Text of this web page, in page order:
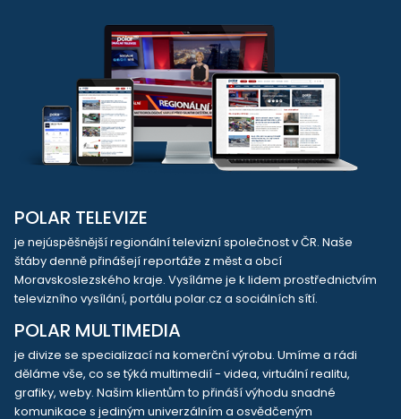
POLAR TELEVIZE
je nejúspěšnější regionální televizní společnost v ČR. Naše
štáby denně přinášejí reportáže z měst a obcí
Moravskoslezského kraje. Vysíláme je k lidem prostřednictvím
televizního vysílání, portálu polar.cz a sociálních sítí.
POLAR MULTIMEDIA
je divize se specializací na komerční výrobu. Umíme a rádi
děláme vše, co se týká multimedií - videa, virtuální realitu,
grafiky, weby. Našim klientům to přináší výhodu snadné
komunikace s jediným univerzálním a osvědčeným